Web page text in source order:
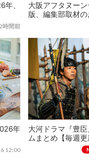
、
時間前
大阪アフタヌー
版、編集部取材
年
12:00
大河ドラマ『豊
ムまとめ【毎週更